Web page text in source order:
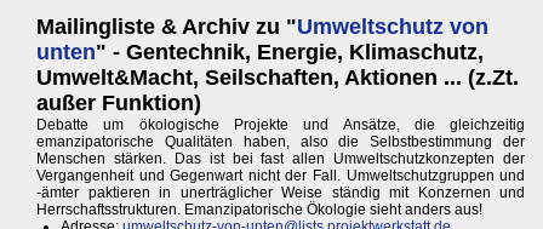
Mailingliste & Archiv zu "Umweltschutz von
unten" - Gentechnik, Energie, Klimaschutz,
Umwelt&Macht, Seilschaften, Aktionen ... (z.Zt.
außer Funktion)
Debatte um ökologische Projekte und Ansätze, die gleichzeitig
emanzipatorische Qualitäten haben, also die Selbstbestimmung der
Menschen stärken. Das ist bei fast allen Umweltschutzkonzepten der
Vergangenheit und Gegenwart nicht der Fall. Umweltschutzgruppen und
-ämter paktieren in unerträglicher Weise ständig mit Konzernen und
Herrschaftsstrukturen. Emanzipatorische Ökologie sieht anders aus!